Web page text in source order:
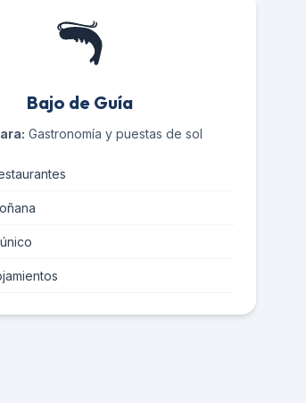
Bajo de Guía
Gastronomía y puestas de sol